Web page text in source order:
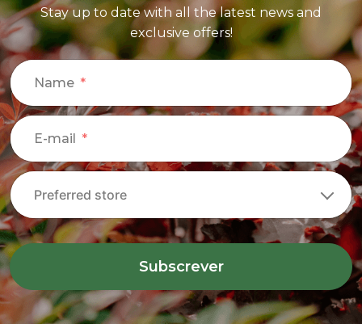
Stay up to date with all the latest news and
exclusive offers!
Name
E-mail
Subscrever